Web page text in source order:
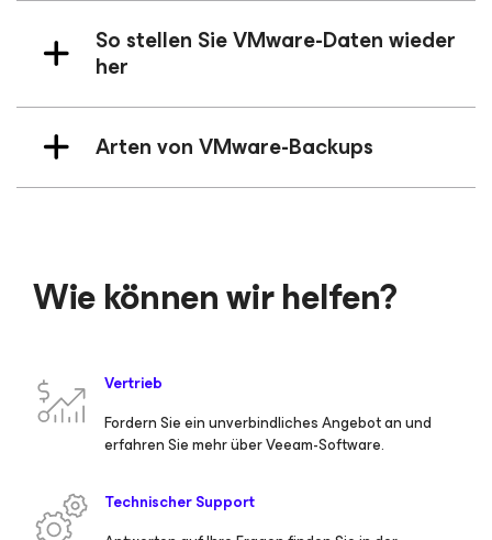
So stellen Sie VMware-Daten wieder
her
Arten von VMware-Backups
Wie können wir helfen?
Vertrieb
Fordern Sie ein unverbindliches Angebot an und
erfahren Sie mehr über Veeam-Software.
Technischer Support